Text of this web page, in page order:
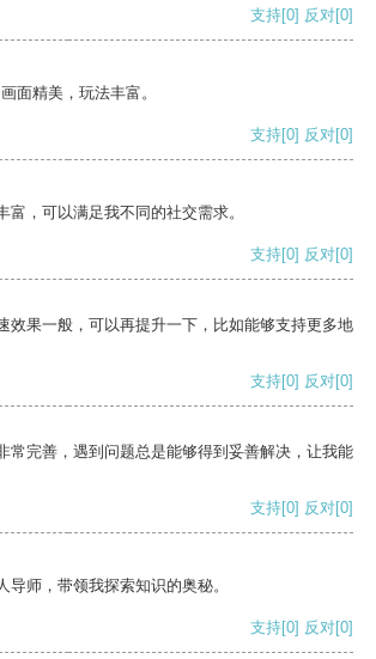
支持[0] 反对[0]
面精美，玩法丰富。
支持[0] 反对[0]
富，可以满足我不同的社交需求。
支持[0] 反对[0]
效果一般，可以再提升一下，比如能够支持更多地
支持[0] 反对[0]
常完善，遇到问题总是能够得到妥善解决，让我能
支持[0] 反对[0]
导师，带领我探索知识的奥秘。
支持[0] 反对[0]